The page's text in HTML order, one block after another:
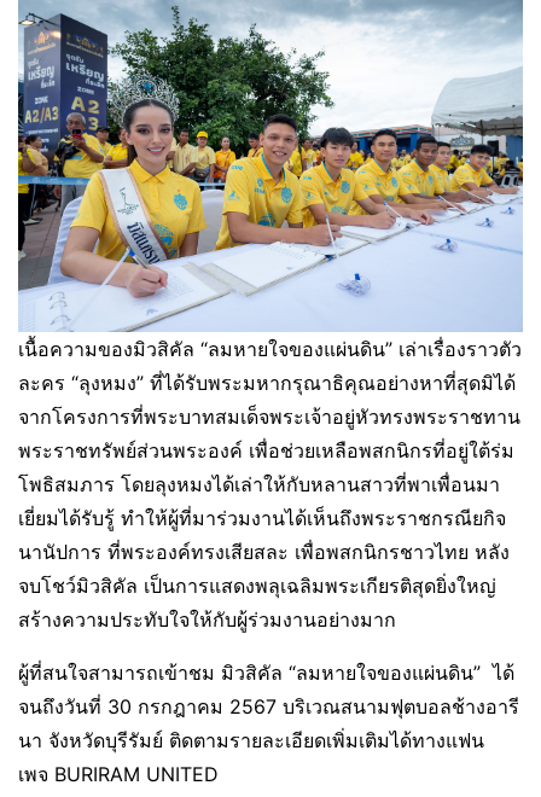
เนื้อความของมิวสิคัล “ลมหายใจของแผ่นดิน” เล่าเรื่องราวตัว
ละคร “ลุงหมง” ที่ได้รับพระมหากรุณาธิคุณอย่างหาที่สุดมิได้
จากโครงการที่พระบาทสมเด็จพระเจ้าอยู่หัวทรงพระราชทาน
พระราชทรัพย์ส่วนพระองค์ เพื่อช่วยเหลือพสกนิกรที่อยู่ใต้ร่ม
โพธิสมภาร โดยลุงหมงได้เล่าให้กับหลานสาวที่พาเพื่อนมา
เยี่ยมได้รับรู้ ทำให้ผู้ที่มาร่วมงานได้เห็นถึงพระราชกรณียกิจ
นานัปการ ที่พระองค์ทรงเสียสละ เพื่อพสกนิกรชาวไทย หลัง
จบโชว์มิวสิคัล เป็นการแสดงพลุเฉลิมพระเกียรติสุดยิ่งใหญ่
สร้างความประทับใจให้กับผู้ร่วมงานอย่างมาก
ผู้ที่สนใจสามารถเข้าชม มิวสิคัล “ลมหายใจของแผ่นดิน” ได้
จนถึงวันที่ 30 กรกฎาคม 2567 บริเวณสนามฟุตบอลช้างอารี
นา จังหวัดบุรีรัมย์ ติดตามรายละเอียดเพิ่มเติมได้ทางแฟน
เพจ BURIRAM UNITED